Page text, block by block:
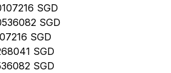
SGD
SGD
SGD
SGD
SGD